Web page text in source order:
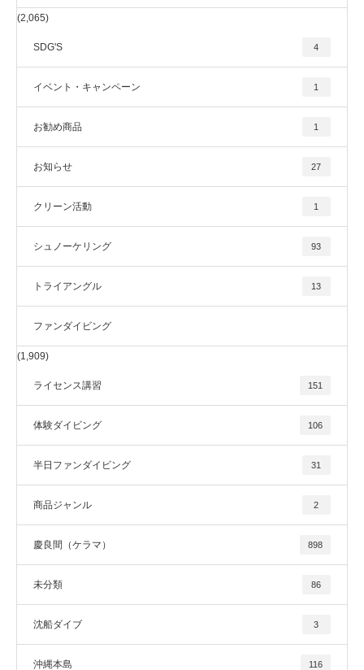
(2,065)
SDG'S 4
イベント・キャンペーン 1
お勧め商品 1
お知らせ 27
クリーン活動 1
シュノーケリング 93
トライアングル 13
ファンダイビング
(1,909)
ライセンス講習 151
体験ダイビング 106
半日ファンダイビング 31
商品ジャンル 2
慶良間（ケラマ） 898
未分類 86
沈船ダイブ 3
沖縄本島 116